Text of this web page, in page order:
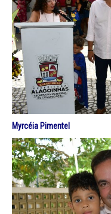
Myrcéia Pimentel